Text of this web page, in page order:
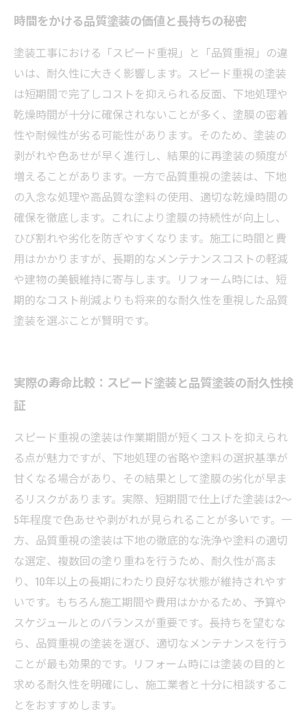
時間をかける品質塗装の価値と長持ちの秘密
塗装工事における「スピード重視」と「品質重視」の違
いは、耐久性に大きく影響します。スピード重視の塗装
は短期間で完了しコストを抑えられる反面、下地処理や
乾燥時間が十分に確保されないことが多く、塗膜の密着
性や耐候性が劣る可能性があります。そのため、塗装の
剥がれや色あせが早く進行し、結果的に再塗装の頻度が
増えることがあります。一方で品質重視の塗装は、下地
の入念な処理や高品質な塗料の使用、適切な乾燥時間の
確保を徹底します。これにより塗膜の持続性が向上し、
ひび割れや劣化を防ぎやすくなります。施工に時間と費
用はかかりますが、長期的なメンテナンスコストの軽減
や建物の美観維持に寄与します。リフォーム時には、短
期的なコスト削減よりも将来的な耐久性を重視した品質
塗装を選ぶことが賢明です。
実際の寿命比較：スピード塗装と品質塗装の耐久性検
証
スピード重視の塗装は作業期間が短くコストを抑えられ
る点が魅力ですが、下地処理の省略や塗料の選択基準が
甘くなる場合があり、その結果として塗膜の劣化が早ま
るリスクがあります。実際、短期間で仕上げた塗装は2〜
5年程度で色あせや剥がれが見られることが多いです。一
方、品質重視の塗装は下地の徹底的な洗浄や塗料の適切
な選定、複数回の塗り重ねを行うため、耐久性が高ま
り、10年以上の長期にわたり良好な状態が維持されやす
いです。もちろん施工期間や費用はかかるため、予算や
スケジュールとのバランスが重要です。長持ちを望むな
ら、品質重視の塗装を選び、適切なメンテナンスを行う
ことが最も効果的です。リフォーム時には塗装の目的と
求める耐久性を明確にし、施工業者と十分に相談するこ
とをおすすめします。